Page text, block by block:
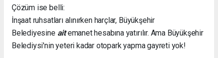
Çözüm ise belli:
İnşaat ruhsatları alınırken harçlar, Büyükşehir
Belediyesine aitemanet hesabına yatırılır. Ama Büyükşehir
Belediysi'nin yeteri kadar otopark yapma gayreti yok!